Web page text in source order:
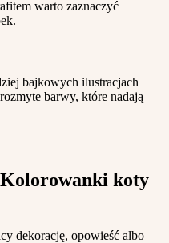
warto zaznaczyć
bajkowych ilustracjach
barwy, które nadają
koty
dekorację, opowieść albo